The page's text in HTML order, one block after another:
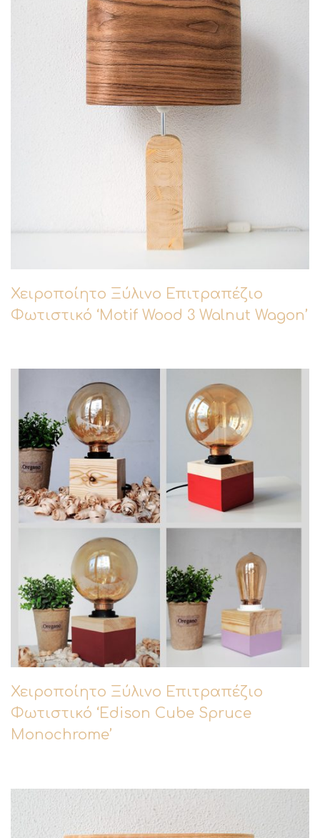
Χειροποίητο Ξύλινο Επιτραπέζιο
Φωτιστικό ‘Motif Wood 3 Walnut Wagon’
Χειροποίητο Ξύλινο Επιτραπέζιο
Φωτιστικό ‘Edison Cube Spruce
Monochrome’